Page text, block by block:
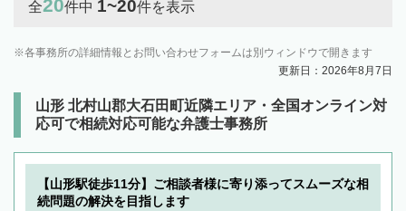
全20件中 1~20件を表示
各事務所の詳細情報とお問い合わせフォームは別ウィンドウで開きます
更新日：2026年8月7日
山形 北村山郡大石田町近隣エリア・全国オンライン対
応可で相続対応可能な弁護士事務所
【山形駅徒歩11分】ご相談者様に寄り添ってスムーズな相
続問題の解決を目指します